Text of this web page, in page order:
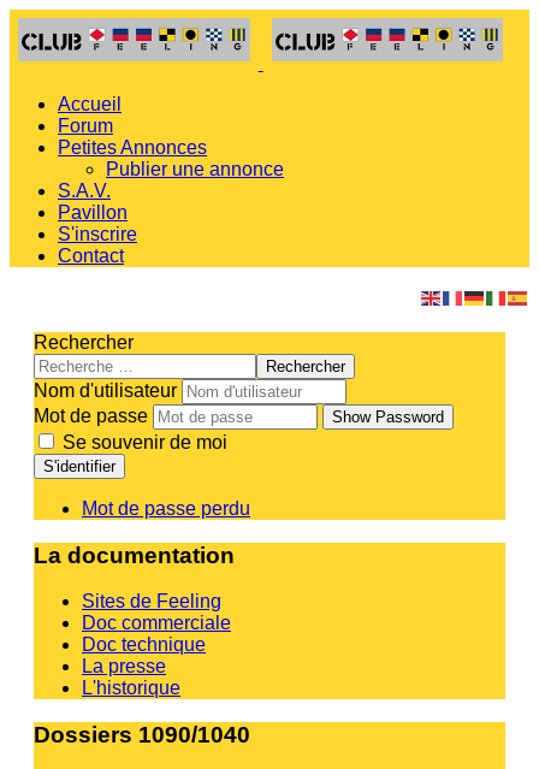
Accueil
Forum
Petites Annonces
Publier une annonce
S.A.V.
Pavillon
S'inscrire
Contact
Rechercher
Rechercher
Nom d'utilisateur
Mot de passe
Show Password
Se souvenir de moi
S'identifier
Mot de passe perdu
La documentation
Sites de Feeling
Doc commerciale
Doc technique
La presse
L'historique
Dossiers 1090/1040